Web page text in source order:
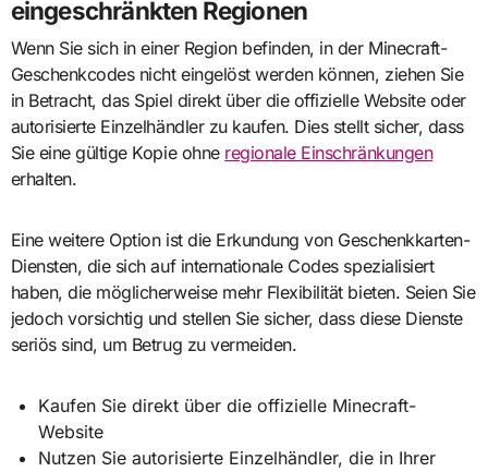
eingeschränkten Regionen
Wenn Sie sich in einer Region befinden, in der Minecraft-
Geschenkcodes nicht eingelöst werden können, ziehen Sie
in Betracht, das Spiel direkt über die offizielle Website oder
autorisierte Einzelhändler zu kaufen. Dies stellt sicher, dass
Sie eine gültige Kopie ohne regionale Einschränkungen
erhalten.
Eine weitere Option ist die Erkundung von Geschenkkarten-
Diensten, die sich auf internationale Codes spezialisiert
haben, die möglicherweise mehr Flexibilität bieten. Seien Sie
jedoch vorsichtig und stellen Sie sicher, dass diese Dienste
seriös sind, um Betrug zu vermeiden.
Kaufen Sie direkt über die offizielle Minecraft-
Website
Nutzen Sie autorisierte Einzelhändler, die in Ihrer